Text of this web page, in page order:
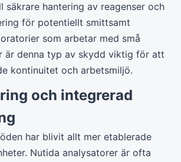
säkrare hantering av reagenser och
för potentiellt smittsamt
som arbetar med små
är denna typ av skydd viktig för att
kontinuitet och arbetsmiljö.
och integrerad
har blivit allt mer etablerade
Nutida analysatorer är ofta